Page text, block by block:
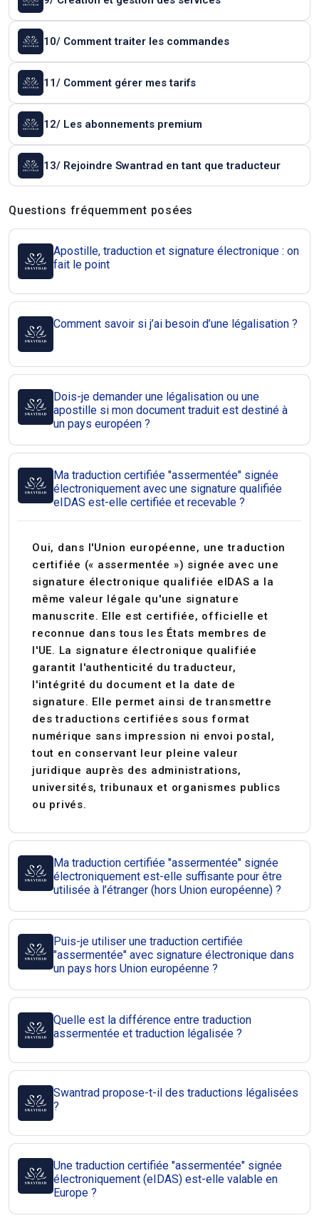
10/ Comment traiter les commandes
11/ Comment gérer mes tarifs
12/ Les abonnements premium
13/ Rejoindre Swantrad en tant que traducteur
Questions et réponses
Questions fréquemment posées
Apostille, traduction et signature électronique : on
fait le point
Comment savoir si j’ai besoin d’une légalisation ?
Dois-je demander une légalisation ou une
apostille si mon document traduit est destiné à
un pays européen ?
Ma traduction certifiée "assermentée" signée
électroniquement avec une signature qualifiée
eIDAS est-elle certifiée et recevable ?
Oui, dans l'Union européenne, une traduction
certifiée (« assermentée ») signée avec une
signature électronique qualifiée eIDAS a la
même valeur légale qu'une signature
manuscrite. Elle est certifiée, officielle et
reconnue dans tous les États membres de
l'UE. La signature électronique qualifiée
garantit l'authenticité du traducteur,
l'intégrité du document et la date de
signature. Elle permet ainsi de transmettre
des traductions certifiées sous format
numérique sans impression ni envoi postal,
tout en conservant leur pleine valeur
juridique auprès des administrations,
universités, tribunaux et organismes publics
ou privés.
Ma traduction certifiée "assermentée" signée
électroniquement est-elle suffisante pour être
utilisée à l’étranger (hors Union européenne) ?
Puis-je utiliser une traduction certifiée
"assermentée" avec signature électronique dans
un pays hors Union européenne ?
Quelle est la différence entre traduction
assermentée et traduction légalisée ?
Swantrad propose-t-il des traductions légalisées
?
Une traduction certifiée "assermentée" signée
électroniquement (eIDAS) est-elle valable en
Europe ?